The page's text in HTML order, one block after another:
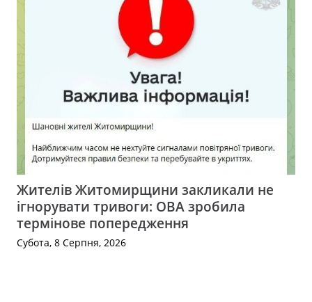
Жителів Житомирщини закликали не
ігнорувати тривоги: ОВА зробила
термінове попередження
Субота, 8 Серпня, 2026